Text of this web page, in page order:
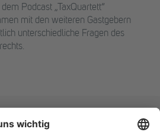
Podcast „TaxQuartett“
mit den weiteren Gastgebern
unterschiedliche Fragen des